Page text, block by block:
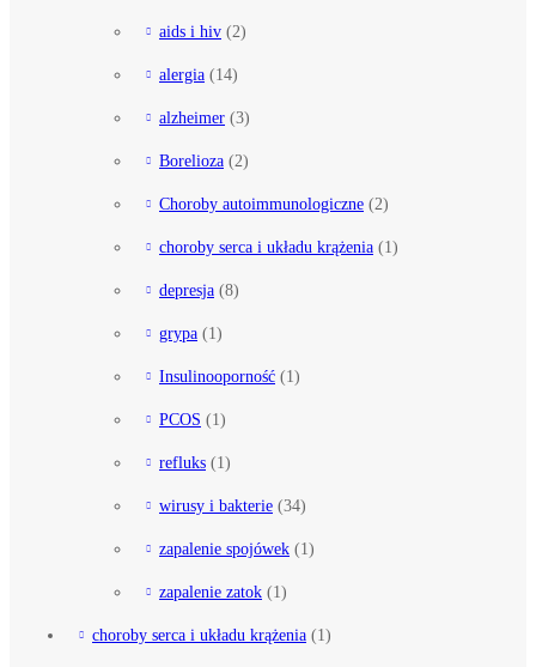
aids i hiv (2)
alergia (14)
alzheimer (3)
Borelioza (2)
Choroby autoimmunologiczne (2)
choroby serca i układu krążenia (1)
depresja (8)
grypa (1)
Insulinooporność (1)
PCOS (1)
refluks (1)
wirusy i bakterie (34)
zapalenie spojówek (1)
zapalenie zatok (1)
choroby serca i układu krążenia (1)